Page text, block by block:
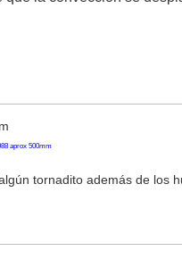
aprox 500mm
tornadito además de los